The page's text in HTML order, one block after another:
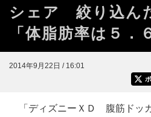
シェア 絞り込ん
「体脂肪率は５．
2014年9月22日 / 16:01
「ディズニーＸＤ 腹筋ドッ